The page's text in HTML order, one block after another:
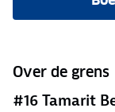
Over de grens
#16 Tamarit